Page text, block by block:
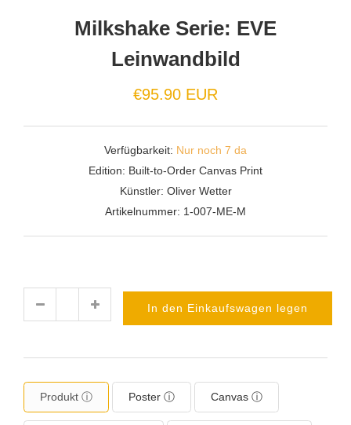
Milkshake Serie: EVE
Leinwandbild
€95.90 EUR
Verfügbarkeit: Nur noch 7 da
Edition: Built-to-Order Canvas Print
Künstler: Oliver Wetter
Artikelnummer: 1-007-ME-M
In den Einkaufswagen legen
Produkt ⓘ Poster ⓘ Canvas ⓘ